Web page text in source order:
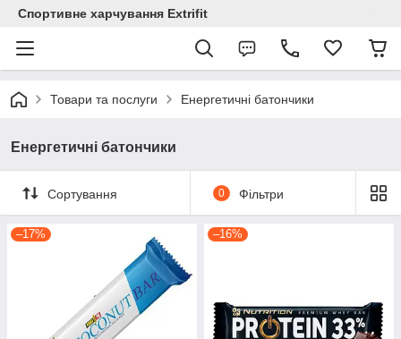
Спортивне харчування Extrifit
Товари та послуги Енергетичні батончики
Енергетичні батончики
Сортування 0 Фільтри
–17% –16%